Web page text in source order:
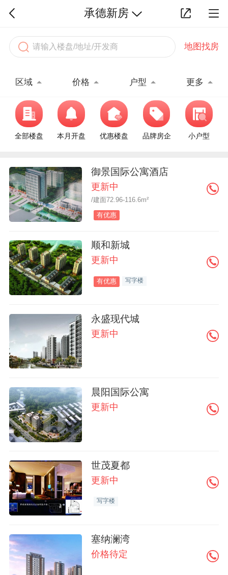
承德新房
地图找房
区域 价格 户型 更多
全部楼盘 本月开盘 优惠楼盘 品牌房企 小户型
御景国际公寓酒店
更新中
/建面72.96-116.6m²
有优惠
顺和新城
更新中
有优惠 写字楼
永盛现代城
更新中
晨阳国际公寓
更新中
世茂夏都
更新中
写字楼
塞纳澜湾
价格待定